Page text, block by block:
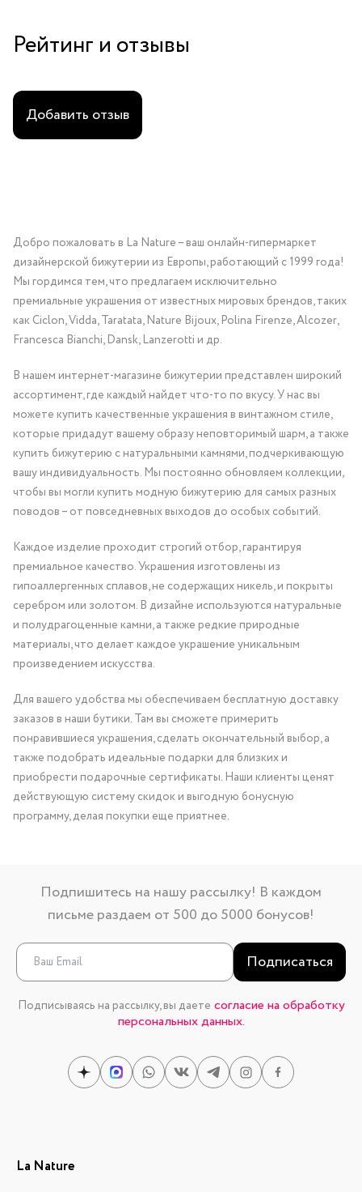
Рейтинг и отзывы
Добавить отзыв
Добро пожаловать в La Nature – ваш онлайн-гипермаркет
дизайнерской бижутерии из Европы, работающий с 1999 года!
Мы гордимся тем, что предлагаем исключительно
премиальные украшения от известных мировых брендов, таких
как Ciclon, Vidda, Taratata, Nature Bijoux, Polina Firenze, Alcozer,
Francesca Bianchi, Dansk, Lanzerotti и др.
В нашем интернет-магазине бижутерии представлен широкий
ассортимент, где каждый найдет что-то по вкусу. У нас вы
можете купить качественные украшения в винтажном стиле,
которые придадут вашему образу неповторимый шарм, а также
купить бижутерию с натуральными камнями, подчеркивающую
вашу индивидуальность. Мы постоянно обновляем коллекции,
чтобы вы могли купить модную бижутерию для самых разных
поводов – от повседневных выходов до особых событий.
Каждое изделие проходит строгий отбор, гарантируя
премиальное качество. Украшения изготовлены из
гипоаллергенных сплавов, не содержащих никель, и покрыты
серебром или золотом. В дизайне используются натуральные
и полудрагоценные камни, а также редкие природные
материалы, что делает каждое украшение уникальным
произведением искусства.
Для вашего удобства мы обеспечиваем бесплатную доставку
заказов в наши бутики. Там вы сможете примерить
понравившиеся украшения, сделать окончательный выбор, а
также подобрать идеальные подарки для близких и
приобрести подарочные сертификаты. Наши клиенты ценят
действующую систему скидок и выгодную бонусную
программу, делая покупки еще приятнее.
Подпишитесь на нашу рассылку! В каждом
письме раздаем от 500 до 5000 бонусов!
Подписаться
Подписываясь на рассылку, вы даете согласие на обработку
персональных данных.
La Nature